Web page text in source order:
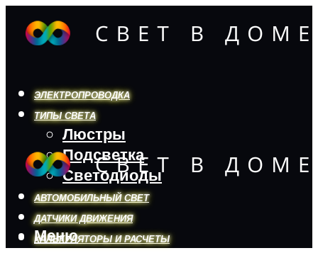
ЭЛЕКТРОПРОВОДКА
ТИПЫ СВЕТА
Люстры
Подсветка
Светодиоды
АВТОМОБИЛЬНЫЙ СВЕТ
ДАТЧИКИ ДВИЖЕНИЯ
КАЛЬКУЛЯТОРЫ И РАСЧЕТЫ
Меню